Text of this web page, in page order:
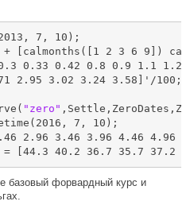
7, 10);
+ [calmonths([1 2 3 6 9])
0.33 0.42 0.8 0.9 1.1 1.2
2.95 3.02 3.24 3.58]'/100;
"zero"
7, 10);
2.96 3.46 3.96 4.46 4.96
[44.3 40.2 36.7 35.7 37.2
базовый форвардный курс и